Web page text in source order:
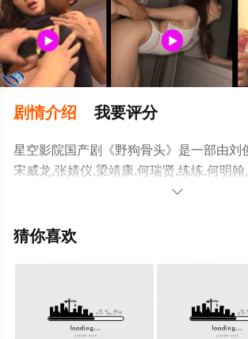
剧情介绍 我要评分
星空影院国产剧《野狗骨头》是一部由刘
宋威龙,张婧仪,梁靖康,何瑞贤,练练,何明翰
征,苗若芃,杨雪儿,严智超,曲靖,孙亦鸿,汤
大结局剧情已揭晓（已完结 共32集），手
可移步至豆瓣电视剧、电视猫或剧情网等

猜你喜欢